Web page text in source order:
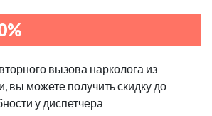
вызова нарколога из
вы можете получить скидку до
у диспетчера